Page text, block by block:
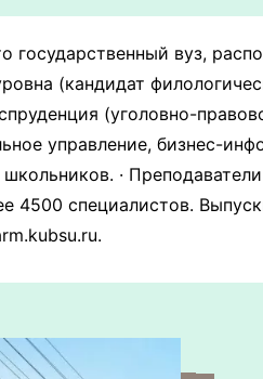
вуз,
(кандидат
(уголовно-
управление, бизнес-
·
4500 специалистов.